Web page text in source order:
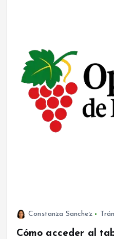
Constanza Sanchez
Cómo acceder al